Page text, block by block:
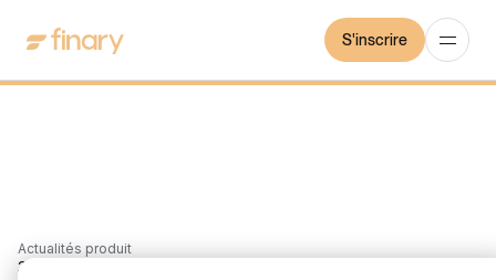
S'inscrire
Actualités produit
3